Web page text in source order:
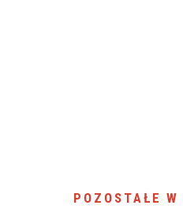
POZOSTAŁE